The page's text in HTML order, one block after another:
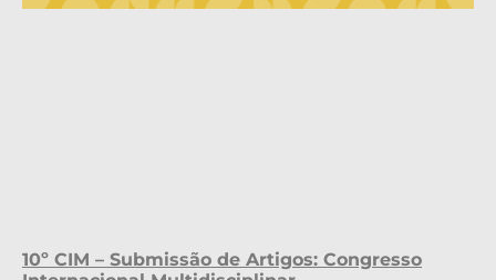
10º CIM – Submissão de Artigos: Congresso